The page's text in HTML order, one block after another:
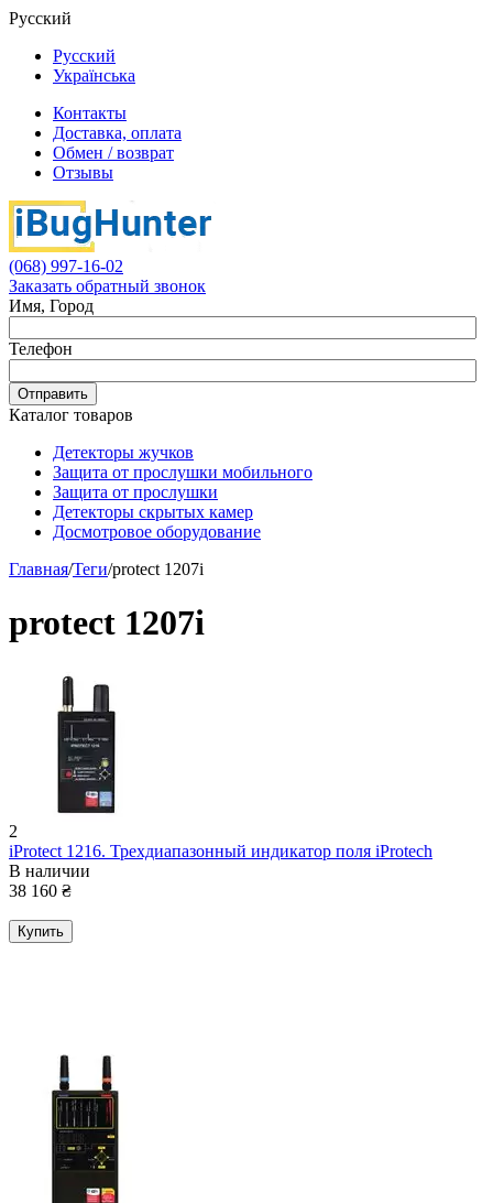
Русский
Русский
Українська
Контакты
Доставка, оплата
Обмен / возврат
Отзывы
(068) 997-16-02
Заказать обратный звонок
Имя, Город
Телефон
Отправить
Каталог товаров
Детекторы жучков
Защита от прослушки мобильного
Защита от прослушки
Детекторы скрытых камер
Досмотровое оборудование
Главная/Теги/protect 1207i
protect 1207i
2
iProtect 1216. Трехдиапазонный индикатор поля iProtech
В наличии
38 160 ₴
Купить